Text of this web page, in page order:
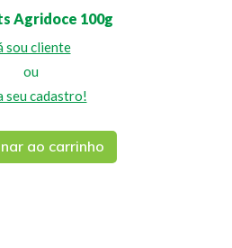
Agridoce 100g
sou cliente
ou
seu cadastro!
ao carrinho